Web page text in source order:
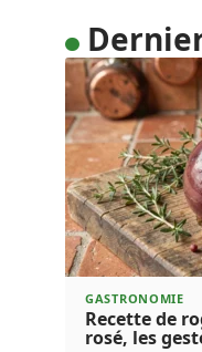
GASTRONOMIE
Recette de
rosé, les